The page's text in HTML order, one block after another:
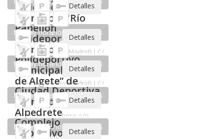
Pabellón Deportivo "Antela Parada" de
Alcobendas
Alcobendas (Madrid) | C/ Francisco Chico Mendes, 8